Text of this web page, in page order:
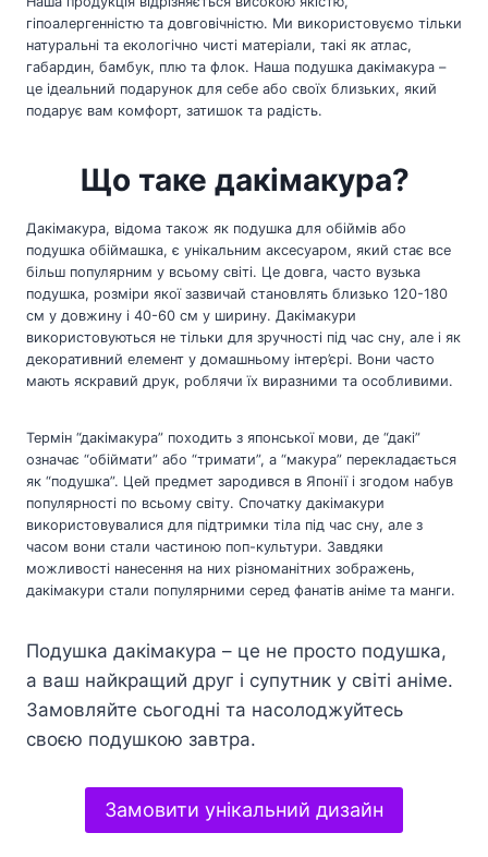
гіпоалергенністю та довговічністю. Ми використовуємо тільки
натуральні та екологічно чисті матеріали, такі як атлас,
габардин, бамбук, плю та флок. Наша подушка дакімакура –
це ідеальний подарунок для себе або своїх близьких, який
подарує вам комфорт, затишок та радість.
Що таке дакімакура?
Дакімакура, відома також як подушка для обіймів або
подушка обіймашка, є унікальним аксесуаром, який стає все
більш популярним у всьому світі. Це довга, часто вузька
подушка, розміри якої зазвичай становлять близько 120-180
см у довжину і 40-60 см у ширину. Дакімакури
використовуються не тільки для зручності під час сну, але і як
декоративний елемент у домашньому інтер’єрі. Вони часто
мають яскравий друк, роблячи їх виразними та особливими.
Термін “дакімакура” походить з японської мови, де “дакі”
означає “обіймати” або “тримати”, а “макура” перекладається
як “подушка”. Цей предмет зародився в Японії і згодом набув
популярності по всьому світу. Спочатку дакімакури
використовувалися для підтримки тіла під час сну, але з
часом вони стали частиною поп-культури. Завдяки
можливості нанесення на них різноманітних зображень,
дакімакури стали популярними серед фанатів аніме та манги.
Подушка дакімакура – це не просто подушка,
а ваш найкращий друг і супутник у світі аніме.
Замовляйте сьогодні та насолоджуйтесь
своєю подушкою завтра.
Замовити унікальний дизайн